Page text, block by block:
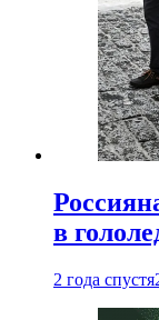
в
2 года спустя